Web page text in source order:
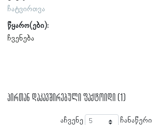
ჩატვირთვა
წყარო(ები):
ჩვენება
პირთან დაკავშირებული ფაქტოიდი (1)
აჩვენე ჩანაწერი